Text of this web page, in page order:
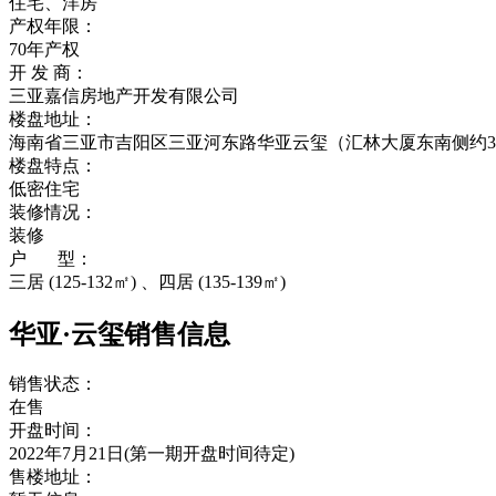
产权年限：
70年产权
开 发 商：
三亚嘉信房地产开发有限公司
楼盘地址：
海南省三亚市吉阳区三亚河东路华亚云玺（汇林大厦东南侧约
楼盘特点：
低密住宅
装修情况：
装修
户 型：
三居 (125-132㎡) 、四居 (135-139㎡)
华亚·云玺销售信息
销售状态：
在售
开盘时间：
2022年7月21日(第一期开盘时间待定)
售楼地址：